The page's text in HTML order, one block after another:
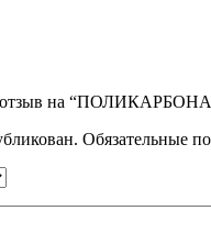
отзыв на
Обязательные